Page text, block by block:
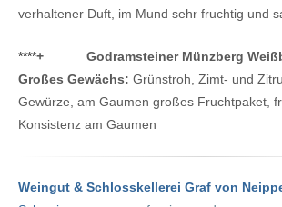
verhaltener Duft, im Mund sehr fruchtig und
****+
Godramsteiner Münzberg
Großes Gewächs: Grünstroh, Zimt- und
Gewürze, am Gaumen großes Fruchtpaket,
Konsistenz am Gaumen
Weingut & Schlosskellerei Graf von